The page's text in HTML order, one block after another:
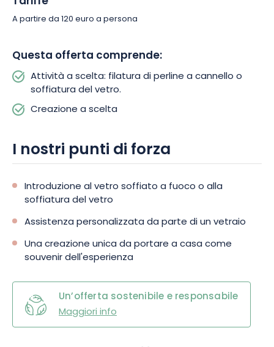
A partire da 120 euro a persona
Questa offerta comprende:
Attività a scelta: filatura di perline a cannello o
soffiatura del vetro.
Creazione a scelta
I nostri punti di forza
Introduzione al vetro soffiato a fuoco o alla
soffiatura del vetro
Assistenza personalizzata da parte di un vetraio
Una creazione unica da portare a casa come
souvenir dell'esperienza
Un’offerta sostenibile e responsabile
Maggiori info